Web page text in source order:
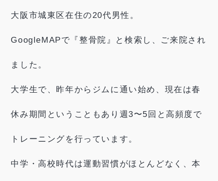
大阪市城東区在住の20代男性。
GoogleMAPで『整骨院』と検索し、ご来院され
ました。
大学生で、昨年からジムに通い始め、現在は春
休み期間ということもあり週3〜5回と高頻度で
トレーニングを行っています。
中学・高校時代は運動習慣がほとんどなく、本